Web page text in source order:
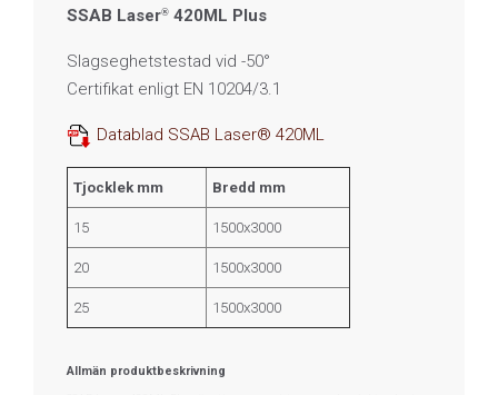
SSAB Laser® 420ML Plus
Slagseghetstestad vid -50°
Certifikat enligt EN 10204/3.1
Datablad SSAB Laser® 420ML
Tjocklek mm Bredd mm
15 1500x3000
20 1500x3000
25 1500x3000
Allmän produktbeskrivning